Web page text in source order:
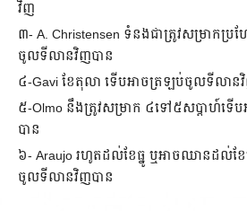
វិញ​
៣-​ A. Christensen ​ទំនង​ជា​ត្រូវ​សម្រាក​​ប្
ចូល​ទីលាន​វិញ​បាន​
៤-​Gavi ខែ​តុលា ទើប​អាច​ត្រឡប់​ចូល​ទីលាន​
៥-​Olmo ​នឹង​ត្រូវ​សម្រាក ៤​ទៅ​៥​សប្ដាហ៍​ទ
បាន​
៦-​ Araujo រហូត​ដល់​ខែ​ធ្នូ ឬ​អាច​ឈាន​ដល់​​ខែ​
ចូល​ទីលាន​វិញ​បាន​​